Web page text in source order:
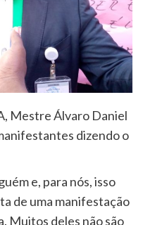
Mestre Álvaro Daniel
dizendo o
e, para nós, isso
de uma manifestação
Muitos deles não são